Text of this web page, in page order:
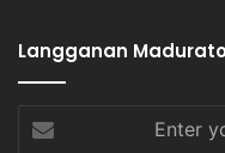
Langganan
your